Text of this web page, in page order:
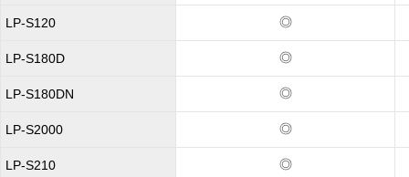
LP-S120 ◎
LP-S180D ◎
LP-S180DN ◎
LP-S2000 ◎
LP-S210 ◎